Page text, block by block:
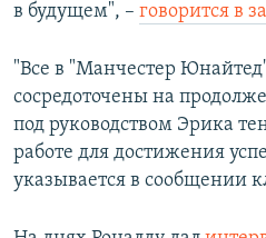
в будущем", – говорится в
"Все в "Манчестер
сосредоточены на
под руководством Эрика
работе для достижения
указывается в сообщении